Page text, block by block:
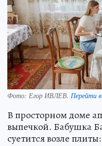
Фото: Егор ИВЛЕВ. Перейти
В просторном доме
выпечкой. Бабушка
суетится возле плиты: